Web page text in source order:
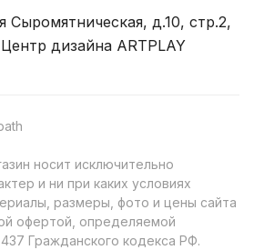
Сыромятническая, д.10, стр.2,
дизайна ARTPLAY
носит исключительно
и ни при каких условиях
размеры, фото и цены сайта
офертой, определяемой
Гражданского кодекса РФ.